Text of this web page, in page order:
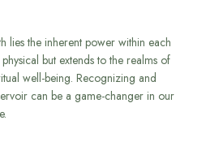
lies the inherent power within each
but extends to the realms of
well-being. Recognizing and
can be a game-changer in our